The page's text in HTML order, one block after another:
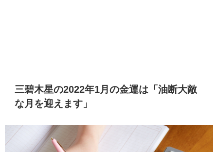
三碧木星の2022年1月の金運は「油断大敵
な月を迎えます」